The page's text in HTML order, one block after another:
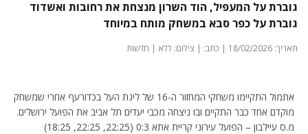
גוברת על המעפיל, הוד השרון מנצחת את רחובות ואשדוד
גוברת על כפר סבא במשחק מותח במיוחד
תאריך: 18/02/2026 | כתב: | צילום: ללא | חדשות
אתמול התקיימו משחקי המחזור ה-16 של ליגת העל בכדורעף אחרי שמשחק
מוקדם אחד כבר התקיים ובו ניצחה מכבי יעדים תל אביב את הפועל ירושלים.
מ.ס עיילבון – הפועל עירוני קריית אתא 0:3 (22:25, 22:25, 18:25)